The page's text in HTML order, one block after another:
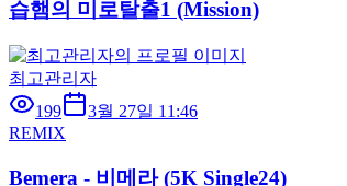
습햄의 미로탈출1 (Mission)
최고관리자
199
3월 27일 11:46
REMIX
Bemera - 비메라 (5K Single24)